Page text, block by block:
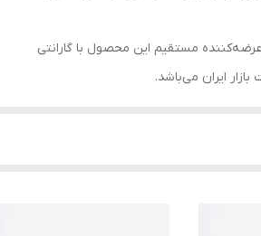
مستقیم این محصول با گارانتی
ایران می‌باشد.